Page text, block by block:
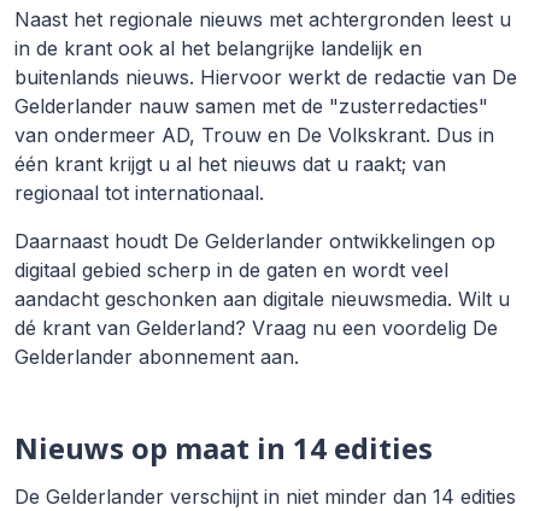
Naast het regionale nieuws met achtergronden leest u
in de krant ook al het belangrijke landelijk en
buitenlands nieuws. Hiervoor werkt de redactie van De
Gelderlander nauw samen met de "zusterredacties"
van ondermeer AD, Trouw en De Volkskrant. Dus in
één krant krijgt u al het nieuws dat u raakt; van
regionaal tot internationaal.
Daarnaast houdt De Gelderlander ontwikkelingen op
digitaal gebied scherp in de gaten en wordt veel
aandacht geschonken aan digitale nieuwsmedia. Wilt u
dé krant van Gelderland? Vraag nu een voordelig De
Gelderlander abonnement aan.
Nieuws op maat in 14 edities
De Gelderlander verschijnt in niet minder dan 14 edities